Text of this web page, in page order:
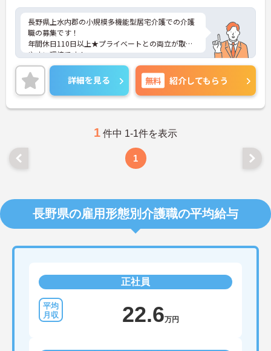
長野県上水内郡の小規模多機能型居宅介護での介護
職の募集です！
年間休日110日以上★プライベートとの両立が取り
やすい環境です！
ご興味のある方は、面接ポイントをお伝えしますの
で、お気軽にご連絡ください。
詳細を見る 無料 紹介してもらう
1 件中 1-1件を表示
1
長野県の雇用形態別介護職の平均給与
正社員
22.6万円